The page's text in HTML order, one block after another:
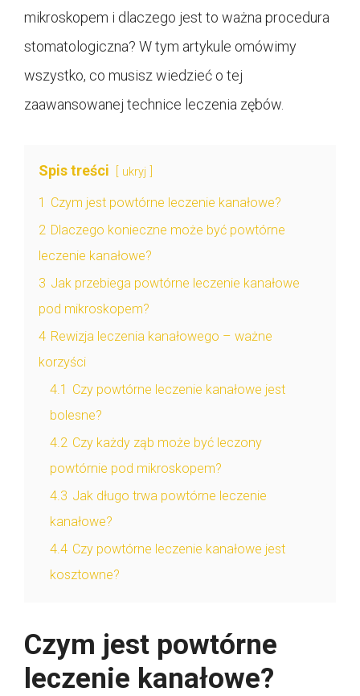
mikroskopem i dlaczego jest to ważna procedura
stomatologiczna? W tym artykule omówimy
wszystko, co musisz wiedzieć o tej
zaawansowanej technice leczenia zębów.
Spis treści ukryj
1 Czym jest powtórne leczenie kanałowe?
2 Dlaczego konieczne może być powtórne
leczenie kanałowe?
3 Jak przebiega powtórne leczenie kanałowe
pod mikroskopem?
4 Rewizja leczenia kanałowego – ważne
korzyści
4.1 Czy powtórne leczenie kanałowe jest
bolesne?
4.2 Czy każdy ząb może być leczony
powtórnie pod mikroskopem?
4.3 Jak długo trwa powtórne leczenie
kanałowe?
4.4 Czy powtórne leczenie kanałowe jest
kosztowne?
Czym jest powtórne
leczenie kanałowe?